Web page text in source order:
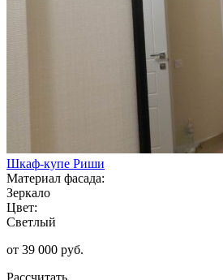
Шкаф-купе Риши
Материал фасада:
Зеркало
Цвет:
Светлый
от 39 000 руб.
Рассчитать